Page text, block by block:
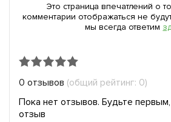
Это страница впечатлений о
комментарии отображаться не
мы всегда ответим
0 отзывов (общий рейтинг: 0)
Пока нет отзывов. Будьте первым,
отзыв